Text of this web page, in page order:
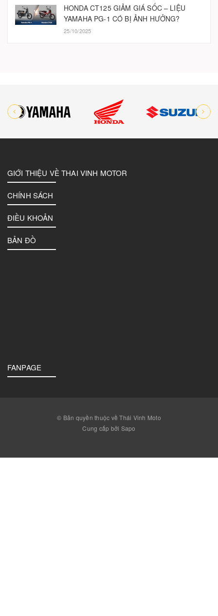
HONDA CT125 GIẢM GIÁ SỐC – LIỆU
YAMAHA PG-1 CÓ BỊ ẢNH HƯỞNG?
25/10/2025
GIỚI THIỆU VỀ THAI VINH MOTOR
CHÍNH SÁCH
ĐIỀU KHOẢN
BẢN ĐỒ
FANPAGE
© Bản quyền thuộc về Thái Vinh Moto
Cung cấp bởi Sapo